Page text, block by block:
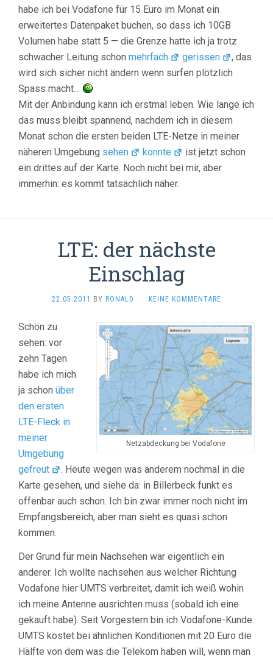
habe ich bei Vodafone für 15 Euro im Monat ein
erweitertes Datenpaket buchen, so dass ich 10GB
Volumen habe statt 5 — die Grenze hatte ich ja trotz
schwacher Leitung schon mehrfach gerissen
, das
wird sich sicher nicht ändern wenn surfen plötzlich
Spass macht…
Mit der Anbindung kann ich erstmal leben. Wie lange ich
das muss bleibt spannend, nachdem ich in diesem
Monat schon die ersten beiden LTE-Netze in meiner
näheren Umgebung sehen konnte
ist jetzt schon
ein drittes auf der Karte. Noch nicht bei mir, aber
immerhin: es kommt tatsächlich näher.
LTE: der nächste
Einschlag
22.05.2011 BY RONALD · KEINE KOMMENTARE
Netzabdeckung bei Vodafone
Schön zu
sehen: vor
zehn Tagen
habe ich mich
ja schon über
den ersten
LTE-Fleck in
meiner
Umgebung
gefreut
. Heute wegen was anderem nochmal in die
Karte gesehen, und siehe da: in Billerbeck funkt es
offenbar auch schon. Ich bin zwar immer noch nicht im
Empfangsbereich, aber man sieht es quasi schon
kommen.
Der Grund für mein Nachsehen war eigentlich ein
anderer. Ich wollte nachsehen aus welcher Richtung
Vodafone hier UMTS verbreitet, damit ich weiß wohin
ich meine Antenne ausrichten muss (sobald ich eine
gekauft habe). Seit Vorgestern bin ich Vodafone-Kunde.
UMTS kostet bei ähnlichen Konditionen mit 20 Euro die
Hälfte von dem was die Telekom haben will, wenn man